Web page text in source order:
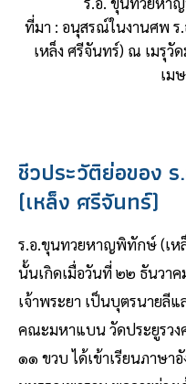
ที่มา : อนุสรณ์ในงานศพ
เหล็ง ศรีจันทร์) ณ เมรุวั
เม
ชีวประวัติย่อของ
(เหล็ง ศรีจันทร์)
ร.อ.ขุนทวยหาญพิทักษ์ (เห
นั้นเกิดเมื่อวันที่ ๒๒ ธันวา
เจ้าพระยา เป็นบุตรนายลี
คณะมหาแบน วัดประยูรวง
๑๑ ขวบ ได้เข้าเรียนภาษา